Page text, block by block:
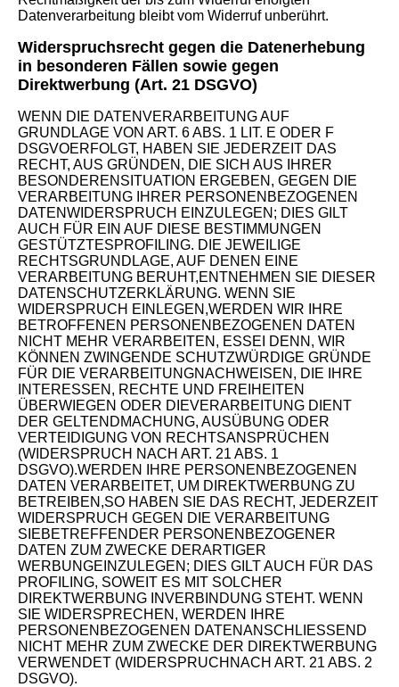
Datenverarbeitung bleibt vom Widerruf unberührt.
Widerspruchsrecht gegen die Datenerhebung
in besonderen Fällen sowie gegen
Direktwerbung (Art. 21 DSGVO)
WENN DIE DATENVERARBEITUNG AUF
GRUNDLAGE VON ART. 6 ABS. 1 LIT. E ODER F
DSGVOERFOLGT, HABEN SIE JEDERZEIT DAS
RECHT, AUS GRÜNDEN, DIE SICH AUS IHRER
BESONDERENSITUATION ERGEBEN, GEGEN DIE
VERARBEITUNG IHRER PERSONENBEZOGENEN
DATENWIDERSPRUCH EINZULEGEN; DIES GILT
AUCH FÜR EIN AUF DIESE BESTIMMUNGEN
GESTÜTZTESPROFILING. DIE JEWEILIGE
RECHTSGRUNDLAGE, AUF DENEN EINE
VERARBEITUNG BERUHT,ENTNEHMEN SIE DIESER
DATENSCHUTZERKLÄRUNG. WENN SIE
WIDERSPRUCH EINLEGEN,WERDEN WIR IHRE
BETROFFENEN PERSONENBEZOGENEN DATEN
NICHT MEHR VERARBEITEN, ESSEI DENN, WIR
KÖNNEN ZWINGENDE SCHUTZWÜRDIGE GRÜNDE
FÜR DIE VERARBEITUNGNACHWEISEN, DIE IHRE
INTERESSEN, RECHTE UND FREIHEITEN
ÜBERWIEGEN ODER DIEVERARBEITUNG DIENT
DER GELTENDMACHUNG, AUSÜBUNG ODER
VERTEIDIGUNG VON RECHTSANSPRÜCHEN
(WIDERSPRUCH NACH ART. 21 ABS. 1
DSGVO).WERDEN IHRE PERSONENBEZOGENEN
DATEN VERARBEITET, UM DIREKTWERBUNG ZU
BETREIBEN,SO HABEN SIE DAS RECHT, JEDERZEIT
WIDERSPRUCH GEGEN DIE VERARBEITUNG
SIEBETREFFENDER PERSONENBEZOGENER
DATEN ZUM ZWECKE DERARTIGER
WERBUNGEINZULEGEN; DIES GILT AUCH FÜR DAS
PROFILING, SOWEIT ES MIT SOLCHER
DIREKTWERBUNG INVERBINDUNG STEHT. WENN
SIE WIDERSPRECHEN, WERDEN IHRE
PERSONENBEZOGENEN DATENANSCHLIESSEND
NICHT MEHR ZUM ZWECKE DER DIREKTWERBUNG
VERWENDET (WIDERSPRUCHNACH ART. 21 ABS. 2
DSGVO).